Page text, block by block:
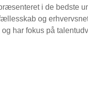
i de bedste
og
og har fokus på